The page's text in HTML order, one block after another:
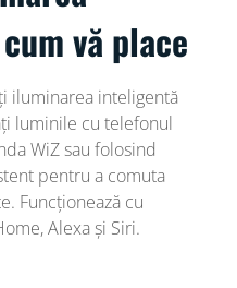
vă place
iluminarea inteligentă
luminile cu telefonul
WiZ sau folosind
pentru a comuta
Funcționează cu
Alexa și Siri.